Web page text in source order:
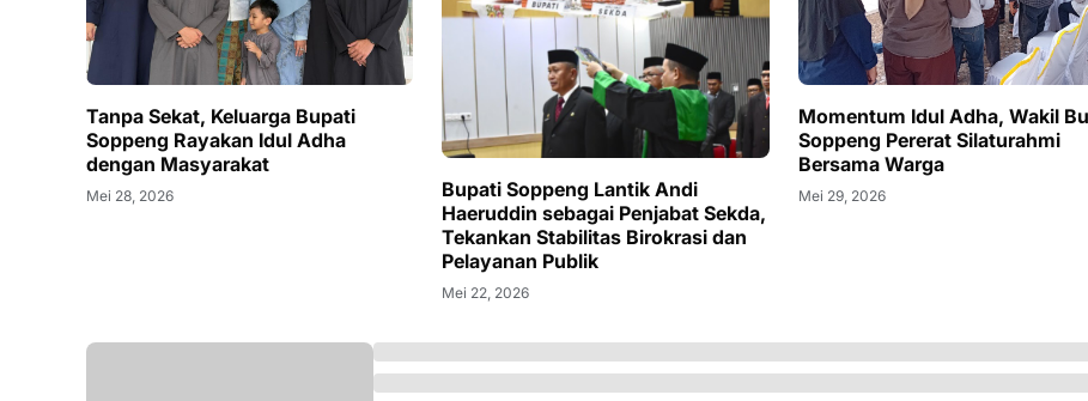
Tanpa Sekat, Keluarga Bupati
Soppeng Rayakan Idul Adha
dengan Masyarakat
Mei 28, 2026
Bupati Soppeng Lantik Andi
Haeruddin sebagai Penjabat Sekda,
Tekankan Stabilitas Birokrasi dan
Pelayanan Publik
Mei 22, 2026
Momentum Idul Adha, Wakil
Soppeng Pererat Silaturahmi
Bersama Warga
Mei 29, 2026